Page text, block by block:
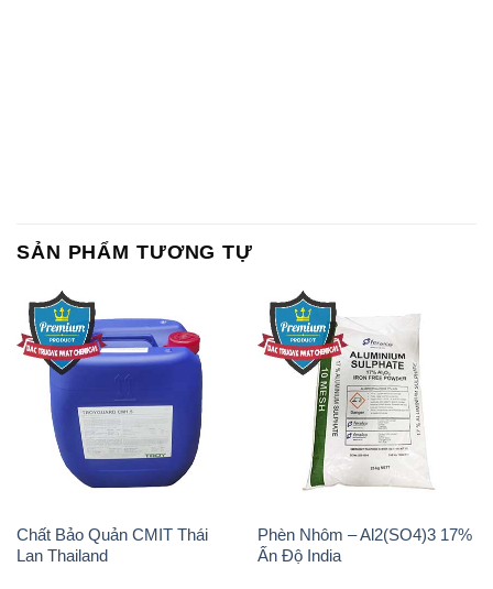
Chất Bảo Quản CMIT Thái
Lan Thailand
Phèn Nhôm – Al2(SO4)3 17%
Ấn Độ India